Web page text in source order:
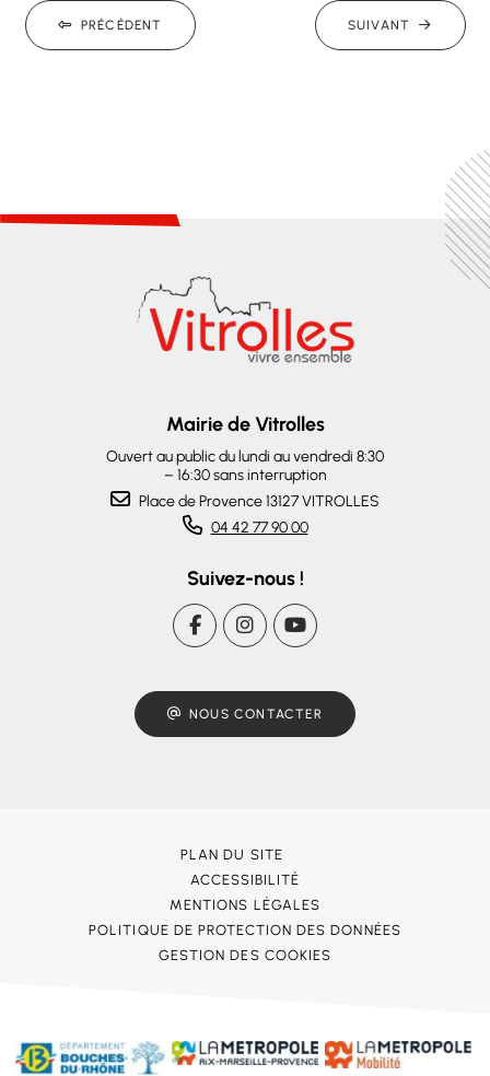
PRÉCÉDENT SUIVANT
Mairie de Vitrolles
Ouvert au public du lundi au vendredi 8:30
– 16:30 sans interruption
Place de Provence 13127 VITROLLES
04 42 77 90 00
Suivez-nous !
NOUS CONTACTER
PLAN DU SITE
ACCESSIBILITÉ
MENTIONS LÉGALES
POLITIQUE DE PROTECTION DES DONNÉES
GESTION DES COOKIES